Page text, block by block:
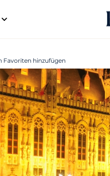
Favoriten hinzufügen